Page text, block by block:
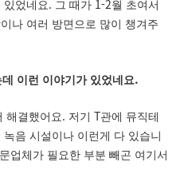
있었네요 . 그 때가 1-2월 초여서
나 여러 방면으로 많이 챙겨주
이런 이야기가 있었네요.
해결했어요 . 저기 T관에 뮤직테
녹음 시설이나 이런게 다 있습니
업체가 필요한 부분 빼곤 여기서